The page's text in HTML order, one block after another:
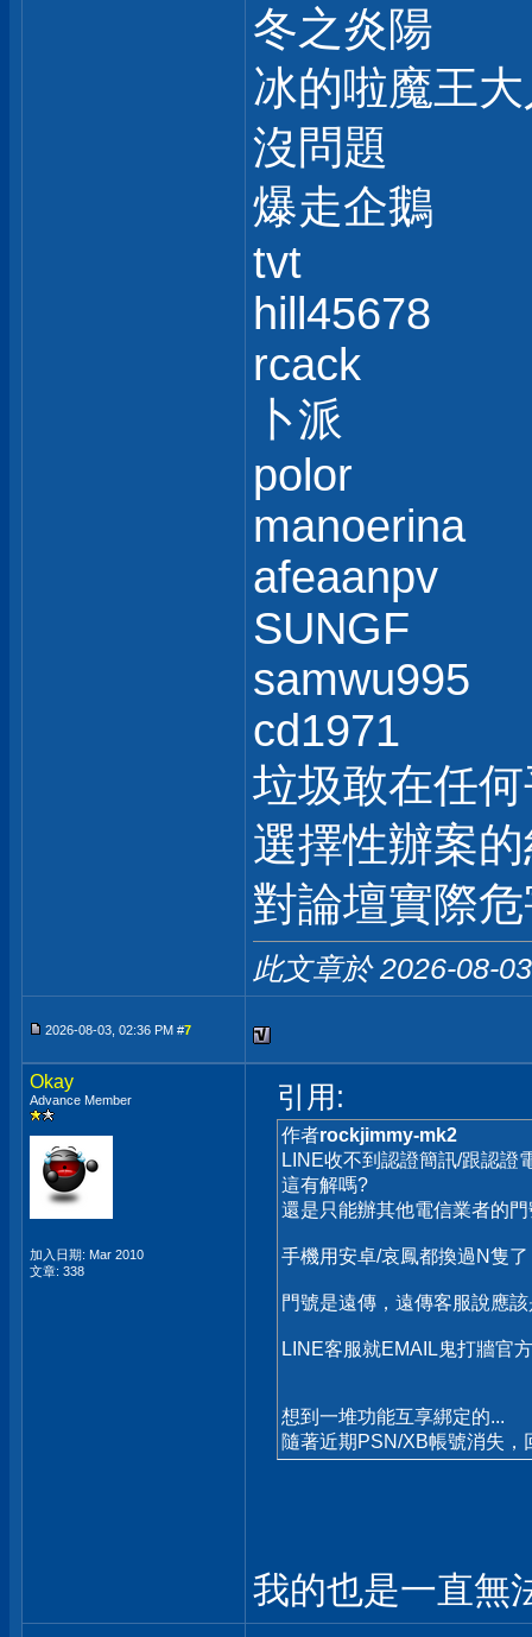
冬之炎陽
冰的啦魔王
沒問題
爆走企鵝
tvt
hill45678
rcack
卜派
polor
manoerina
afeaanpv
SUNGF
samwu995
cd1971
垃圾敢在任
選擇性辦案
對論壇實際
此文章於 2026-08-
2026-08-03, 02:36 PM #7
Okay
Advance Member
加入日期: Mar 2010
文章: 338
引用:
作者rockjimmy-mk2
LINE收不到認證簡訊/跟認證
這有解嗎?
還是只能辦其他電信業者的
手機用安卓/哀鳳都換過N隻
門號是遠傳，遠傳客服說應
LINE客服就EMAIL鬼打牆官
想到一堆功能互享綁定的...
隨著近期PSN/XB帳號消失，
我的也是一直無